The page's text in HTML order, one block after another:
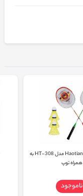
راکت بدمینتون Haotian مدل HT-308 به
همراه توپ
ناموجود